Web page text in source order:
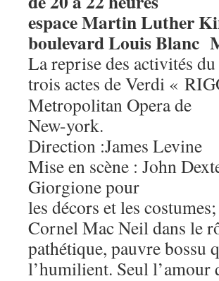
espace Martin Luther
boulevard Louis Blanc
La reprise des activités
trois actes de Verdi «
Metropolitan Opera de
New-york.
Direction :James Levine
Mise en scène : John
Giorgione pour
les décors et les costumes;
Cornel Mac Neil dans le
pathétique, pauvre bossu
l’humilient. Seul l’amour